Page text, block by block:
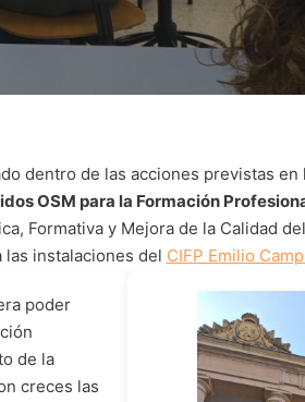
dentro de las acciones previstas
OSM para la Formación
Formativa y Mejora de la Calidad del
las instalaciones del CIFP Emilio
poder
de la
creces las